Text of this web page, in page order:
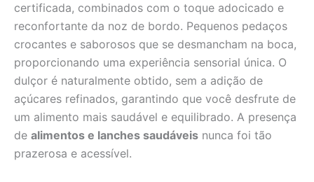
certificada, combinados com o toque adocicado e
reconfortante da noz de bordo. Pequenos pedaços
crocantes e saborosos que se desmancham na boca,
proporcionando uma experiência sensorial única. O
dulçor é naturalmente obtido, sem a adição de
açúcares refinados, garantindo que você desfrute de
um alimento mais saudável e equilibrado. A presença
de alimentos e lanches saudáveis nunca foi tão
prazerosa e acessível.